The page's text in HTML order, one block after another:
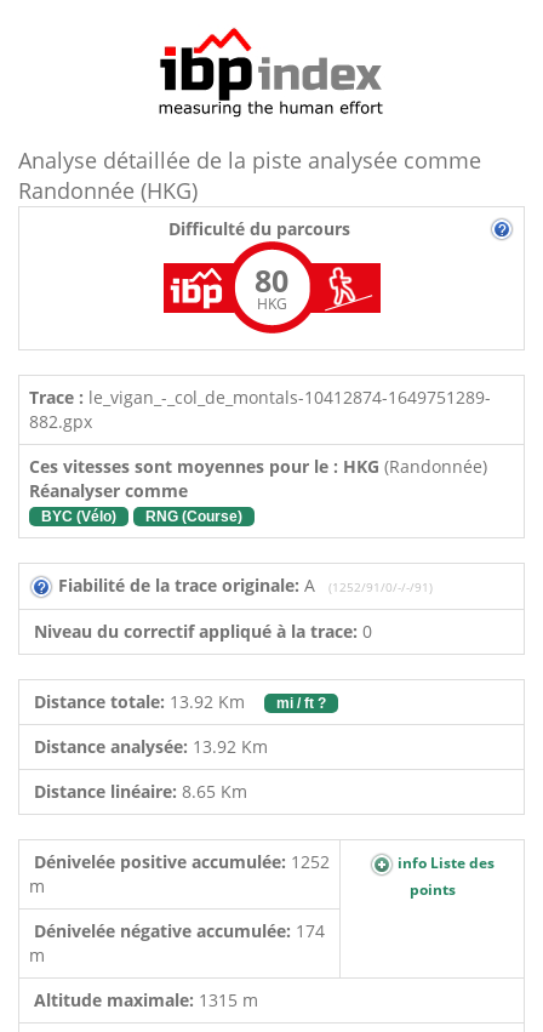
Analyse détaillée de la piste analysée comme
Randonnée (HKG)
Difficulté du parcours
80
HKG
Trace : le_vigan_-_col_de_montals-10412874-1649751289-
882.gpx
Ces vitesses sont moyennes pour le : HKG (Randonnée)
Réanalyser comme
BYC (Vélo) RNG (Course)
Fiabilité de la trace originale: A (1252/91/0/-/-/91)
Niveau du correctif appliqué à la trace: 0
Distance totale: 13.92 Km mi / ft ?
Distance analysée: 13.92 Km
Distance linéaire: 8.65 Km
Dénivelée positive accumulée: 1252
m
info Liste des
points
Dénivelée négative accumulée: 174
m
Altitude maximale: 1315 m